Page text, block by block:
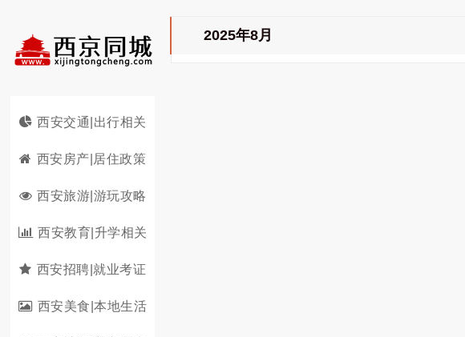
西安交通|出行相关
西安房产|居住政策
西安旅游|游玩攻略
西安教育|升学相关
西安招聘|就业考证
西安美食|本地生活
2025年8月